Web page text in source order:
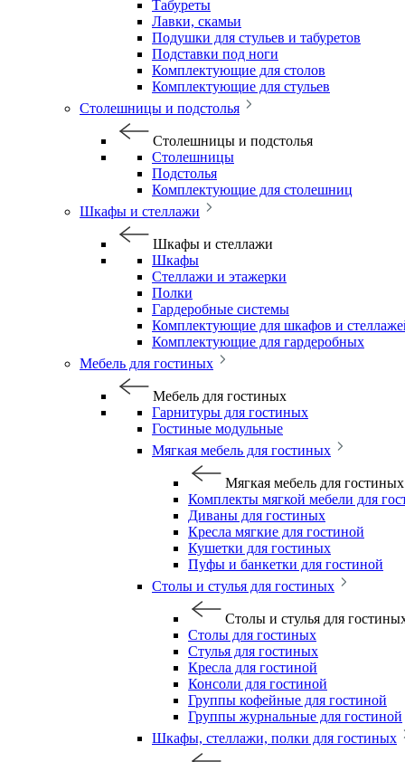
Табуреты
Лавки, скамьи
Подушки для стульев и табуретов
Подставки под ноги
Комплектующие для столов
Комплектующие для стульев
Столешницы и подстолья
Столешницы и подстолья
Столешницы
Подстолья
Комплектующие для столешниц
Шкафы и стеллажи
Шкафы и стеллажи
Шкафы
Стеллажи и этажерки
Полки
Гардеробные системы
Комплектующие для шкафов и
Комплектующие для гардеробных
Мебель для гостиных
Мебель для гостиных
Гарнитуры для гостиных
Гостиные модульные
Мягкая мебель для гостиных
Мягкая мебель для гостиных
Комплекты мягкой мебели для
Диваны для гостиных
Кресла мягкие для гостиной
Кушетки для гостиных
Пуфы и банкетки для гостиной
Столы и стулья для гостиных
Столы и стулья для
Столы для гостиных
Стулья для гостиных
Кресла для гостиной
Консоли для гостиной
Группы кофейные для гостиной
Группы журнальные для гостиной
Шкафы, стеллажи, полки для гостиных